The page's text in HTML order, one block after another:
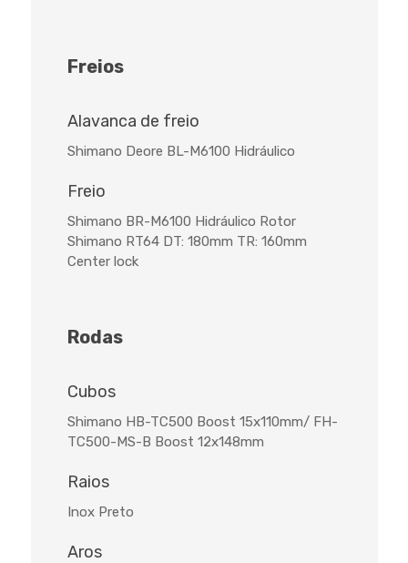
Freios
Alavanca de freio
Shimano Deore BL-M6100 Hidráulico
Freio
Shimano BR-M6100 Hidráulico Rotor
Shimano RT64 DT: 180mm TR: 160mm
Center lock
Rodas
Cubos
Shimano HB-TC500 Boost 15x110mm/ FH-
TC500-MS-B Boost 12x148mm
Raios
Inox Preto
Aros